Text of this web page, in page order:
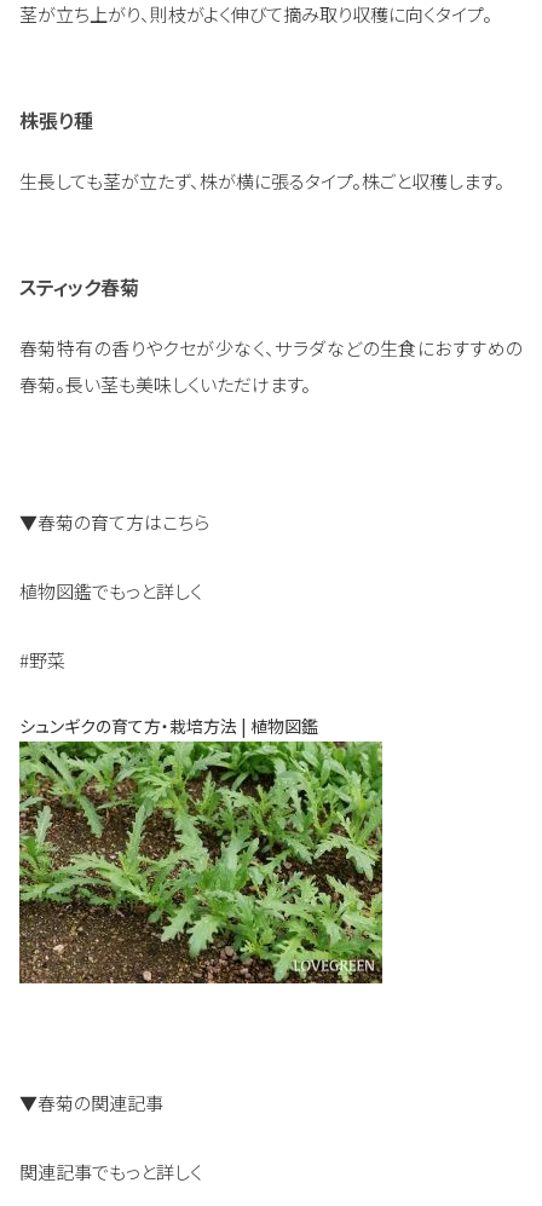
茎が立ち上がり、則枝がよく伸びて摘み取り収穫に向くタイプ。
株張り種
生長しても茎が立たず、株が横に張るタイプ。株ごと収穫します。
スティック春菊
春菊特有の香りやクセが少なく、サラダなどの生食におすすめの
春菊。長い茎も美味しくいただけます。
▼春菊の育て方はこちら
植物図鑑でもっと詳しく
#野菜
シュンギクの育て方・栽培方法 | 植物図鑑
▼春菊の関連記事
関連記事でもっと詳しく